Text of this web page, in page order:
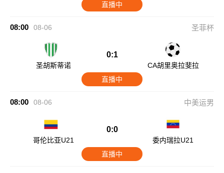
直播中
08:00 08-06 圣菲杯
圣胡斯蒂诺
0:1
CA胡里奥拉斐拉
直播中
08:00 08-06 中美运男
哥伦比亚U21
0:0
委内瑞拉U21
直播中